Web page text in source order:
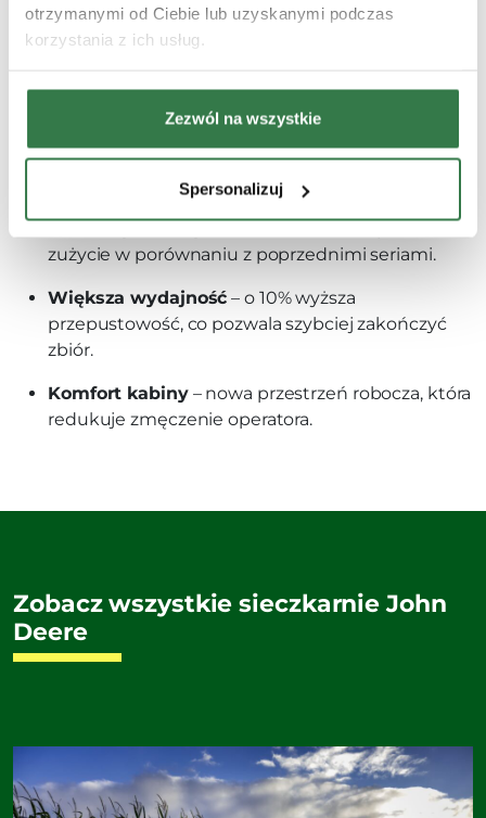
otrzymanymi od Ciebie lub uzyskanymi podczas
korzystania z ich usług.
Zezwól na wszystkie
Spersonalizuj
Czym wyróżniają się nowe serie F8 i
F9?
Nowe sieczkarnie serii F8 i F9 to kolejny krok w
kierunku bardziej wydajnych i oszczędnych zbiorów.
To połączenie technologii z realnymi korzyściami w
zużycie w porównaniu z poprzednimi seriami.
Większa wydajność – o 10% wyższa
przepustowość, co pozwala szybciej zakończyć
zbiór.
Komfort kabiny– nowa przestrzeń robocza, która
redukuje zmęczenie operatora.
Zobacz wszystkie sieczkarnie John
Deere